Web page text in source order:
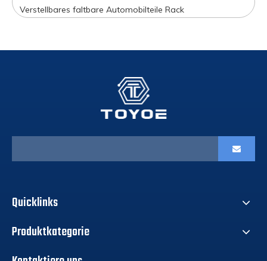
Verstellbares faltbare Automobilteile Rack
Quicklinks
Produktkategorie